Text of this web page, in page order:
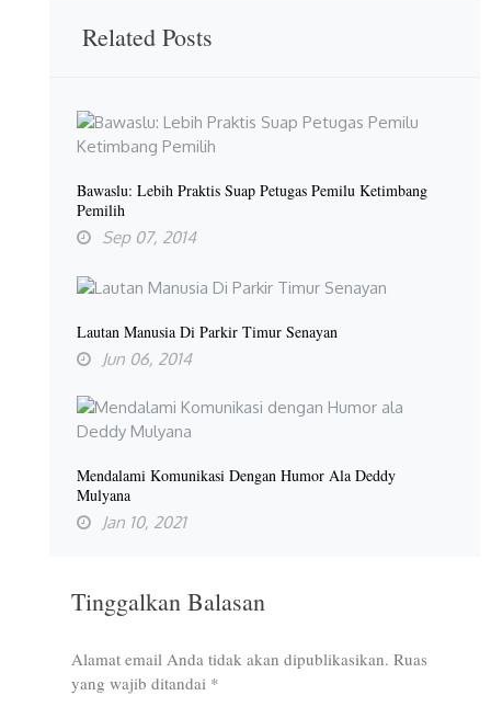
Related Posts
Bawaslu: Lebih Praktis Suap Petugas Pemilu Ketimbang
Pemilih
Sep 07, 2014
Lautan Manusia Di Parkir Timur Senayan
Jun 06, 2014
Mendalami Komunikasi Dengan Humor Ala Deddy
Mulyana
Jan 10, 2021
Tinggalkan Balasan
Alamat email Anda tidak akan dipublikasikan. Ruas
yang wajib ditandai *